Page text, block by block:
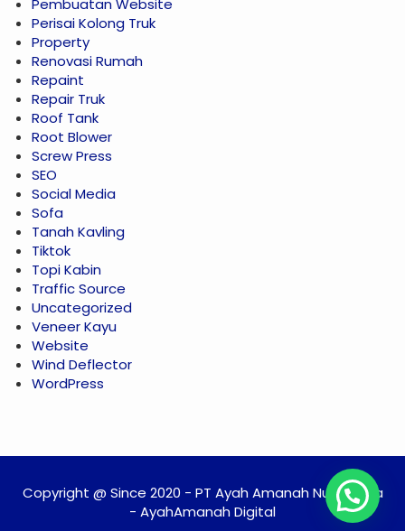
Pembuatan Website
Perisai Kolong Truk
Property
Renovasi Rumah
Repaint
Repair Truk
Roof Tank
Root Blower
Screw Press
SEO
Social Media
Sofa
Tanah Kavling
Tiktok
Topi Kabin
Traffic Source
Uncategorized
Veneer Kayu
Website
Wind Deflector
WordPress
Copyright @ Since 2020 - PT Ayah Amanah Nusantara
- AyahAmanah Digital